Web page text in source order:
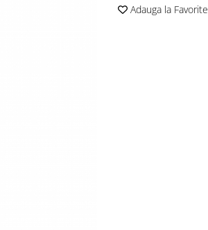
Adauga la Favorite